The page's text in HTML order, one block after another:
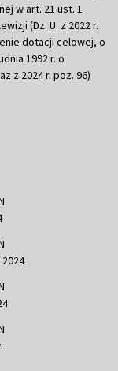
w art. 21 ust. 1
(Dz. U. z 2022 r.
dotacji celowej, o
1992 r. o
z 2024 r. poz. 96)